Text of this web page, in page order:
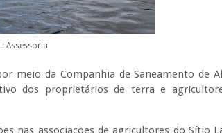
Assessoria
meio da Companhia de Saneamento de
dos proprietários de terra e
nas associações de agricultores do Sítio